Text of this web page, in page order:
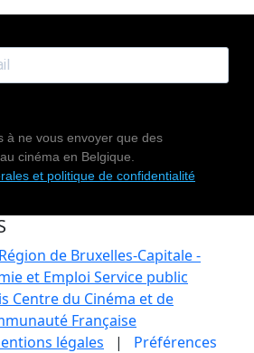
à ne vous envoyer que des
cinéma en Belgique.
et politique de confidentialité
Région de Bruxelles-Capitale -
et Emploi Service public
Centre du Cinéma et de
Française
légales | Préférences